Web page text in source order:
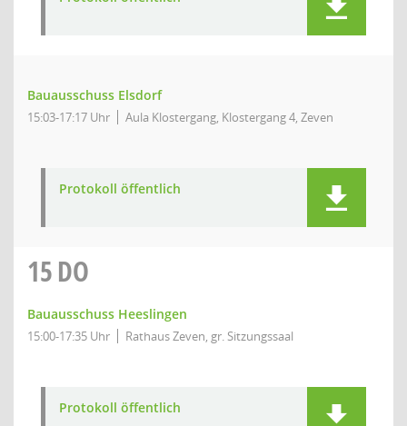
Bauausschuss Elsdorf
15:03-17:17 Uhr Aula Klostergang, Klostergang 4, Zeven
Protokoll öffentlich
15DO
Bauausschuss Heeslingen
15:00-17:35 Uhr Rathaus Zeven, gr. Sitzungssaal
Protokoll öffentlich